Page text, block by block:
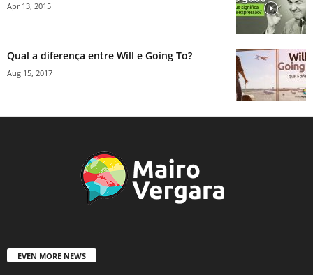
Apr 13, 2015
Qual a diferença entre Will e Going To?
Aug 15, 2017
EVEN MORE NEWS